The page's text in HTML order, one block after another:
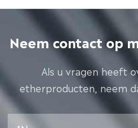
Neem contact op
Als u vragen heeft
etherproducten, neem